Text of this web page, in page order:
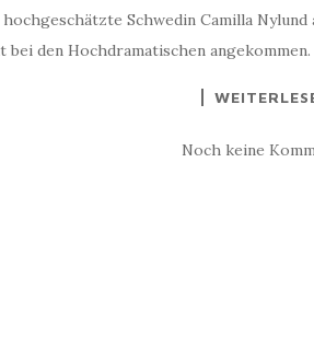
Schwedin Camilla
bei den Hochdramatischen
Noch keine